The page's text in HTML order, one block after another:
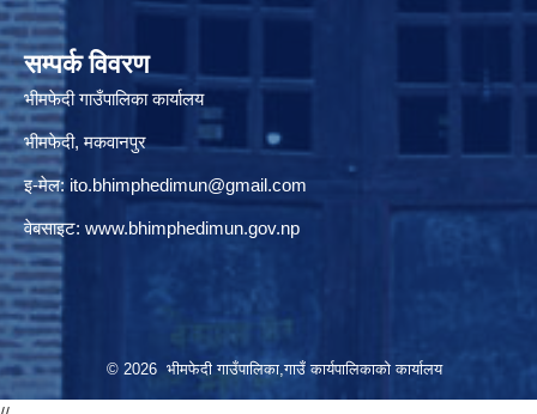
सम्पर्क विवरण
भीमफेदी गाउँपालिका कार्यालय
भीमफेदी, मकवानपुर
इ-मेल: ito.bhimphedimun@gmail.com
वेबसाइट: www.bhimphedimun.gov.np
© 2026 भीमफेदी गाउँपालिका,गाउँ कार्यपालिकाकाे कार्यालय